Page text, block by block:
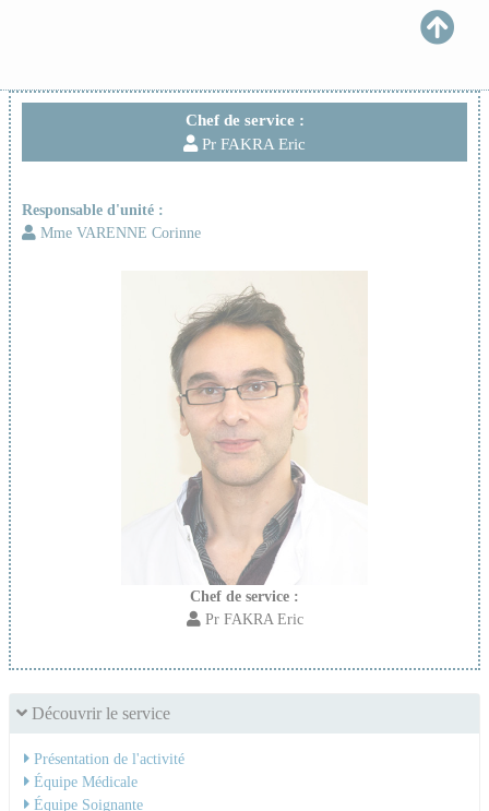
Chef de service :
Pr FAKRA Eric
Responsable d'unité :
Mme VARENNE Corinne
Chef de service :
Pr FAKRA Eric
Découvrir le service
Présentation de l'activité
Équipe Médicale
Équipe Soignante